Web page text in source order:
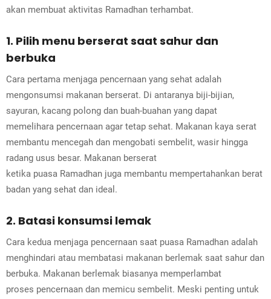
akan membuat aktivitas Ramadhan terhambat.
1. Pilih menu berserat saat sahur dan
berbuka
Cara pertama menjaga pencernaan yang sehat adalah
mengonsumsi makanan berserat. Di antaranya biji-bijian,
sayuran, kacang polong dan buah-buahan yang dapat
memelihara pencernaan agar tetap sehat. Makanan kaya serat
membantu mencegah dan mengobati sembelit, wasir hingga
radang usus besar. Makanan berserat
ketika puasa Ramadhan juga membantu mempertahankan berat
badan yang sehat dan ideal.
2. Batasi konsumsi lemak
Cara kedua menjaga pencernaan saat puasa Ramadhan adalah
menghindari atau membatasi makanan berlemak saat sahur dan
berbuka. Makanan berlemak biasanya memperlambat
proses pencernaan dan memicu sembelit. Meski penting untuk